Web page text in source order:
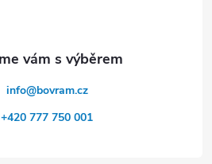
info@bovram.cz
+420 777 750 001